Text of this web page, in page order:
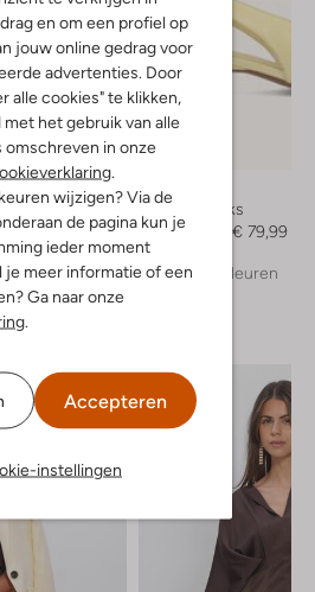
en om een profiel op
jouw online gedrag voor
advertenties. Door
alle cookies" te klikken,
met het gebruik van alle
omschreven in onze
.
wijzigen? Via de
de pagina kun je
ieder moment
je meer informatie of een
Ga naar onze
.
Accepteren
instellingen
Toral
Slingbacks
€ 159,99
€ 79,99
+ meer kleuren